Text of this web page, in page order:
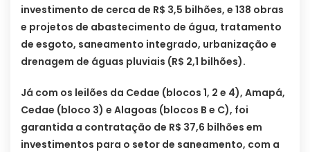
investimento de cerca de R$ 3,5 bilhões, e 138 obras
e projetos de abastecimento de água, tratamento
de esgoto, saneamento integrado, urbanização e
drenagem de águas pluviais (R$ 2,1 bilhões).
Já com os leilões da Cedae (blocos 1, 2 e 4), Amapá,
Cedae (bloco 3) e Alagoas (blocos B e C), foi
garantida a contratação de R$ 37,6 bilhões em
investimentos para o setor de saneamento, com a